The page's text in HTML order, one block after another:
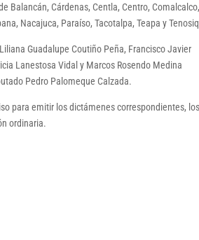
Balancán, Cárdenas, Centla, Centro,
Nacajuca, Paraíso, Tacotalpa, Teapa y
Guadalupe Coutiño Peña, Francisco Javier
Lanestosa Vidal y Marcos Rosendo Medina
Pedro Palomeque Calzada.
para emitir los dictámenes correspondientes,
ordinaria.